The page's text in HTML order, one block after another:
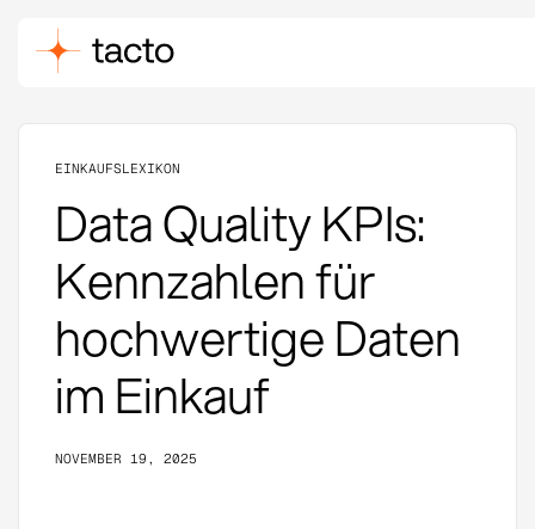
EINKAUFSLEXIKON
Data Quality KPIs:
Kennzahlen für
hochwertige Daten
im Einkauf
NOVEMBER 19, 2025